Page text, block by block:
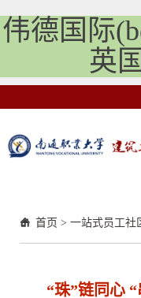
伟德国际
英
首页 > 一站式员工社
“珠”链同心